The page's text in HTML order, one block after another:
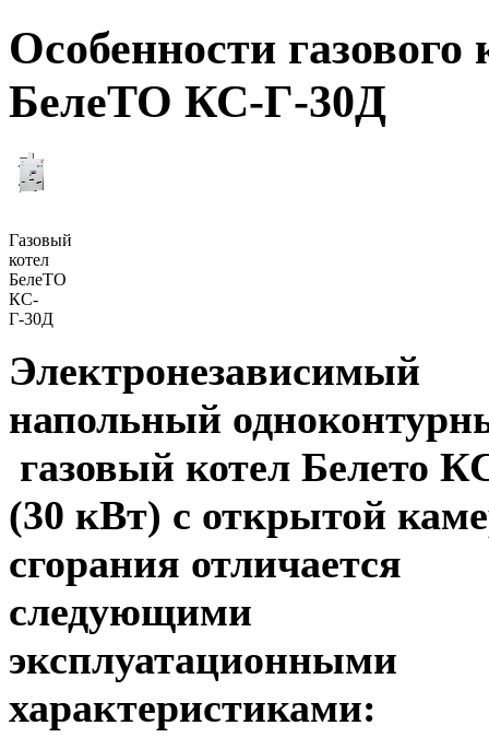
Особенности газового
БелеТО КС-Г-30Д
Газовый
котел
БелеТО
КС-
Г-30Д
Электронезависимый
напольный
газовый котел Белето
(30 кВт) с открытой
сгорания отличается
следующими
эксплуатационными
характеристиками: